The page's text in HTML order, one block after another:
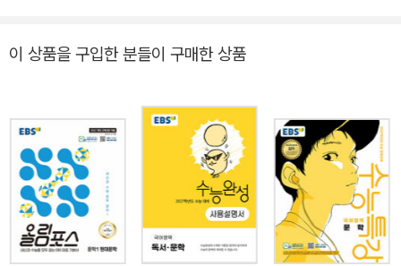
심 내용을 선정하여 내신과 수능을 함께 대비할 수 있는 문제까지! ▶
→ 올림포스 전국연합학력평가 기출문제집 → 올림포스 고난도 ▶올
림포스 시리즈는 인터넷 사이트와 스마트폰 ‘EBSi 고교강의’ 앱을 통
해 100% 무료 강의를 들을 수 있습니다.
이 상품을 구입한 분들이 구매한 상품